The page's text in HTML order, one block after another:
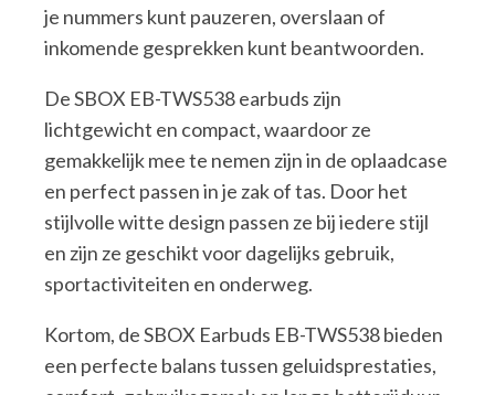
je nummers kunt pauzeren, overslaan of
inkomende gesprekken kunt beantwoorden.
De SBOX EB-TWS538 earbuds zijn
lichtgewicht en compact, waardoor ze
gemakkelijk mee te nemen zijn in de oplaadcase
en perfect passen in je zak of tas. Door het
stijlvolle witte design passen ze bij iedere stijl
en zijn ze geschikt voor dagelijks gebruik,
sportactiviteiten en onderweg.
Kortom, de SBOX Earbuds EB-TWS538 bieden
een perfecte balans tussen geluidsprestaties,